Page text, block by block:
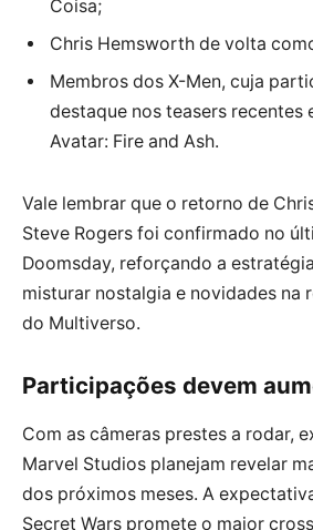
Coisa;
Chris Hemsworth de volta
Membros dos X-Men, cuja
destaque nos teasers recentes
Avatar: Fire and Ash.
Vale lembrar que o retorno de
Steve Rogers foi confirmado no
Doomsday, reforçando a
misturar nostalgia e novidades na
do Multiverso.
Participações devem
Com as câmeras prestes a rodar,
Marvel Studios planejam revelar
dos próximos meses. A
Secret Wars promete o maior